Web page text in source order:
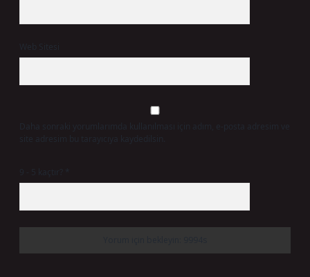
Daha sonraki yorumlarımda kullanılması için adım, e-posta adresim ve
9 - 5 kaçtır?